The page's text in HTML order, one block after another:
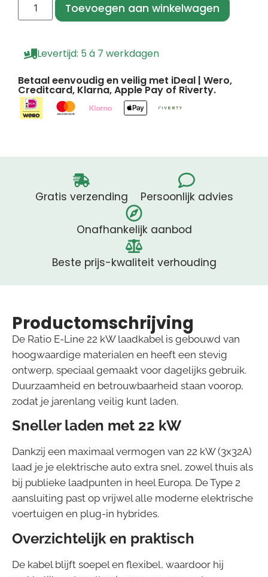
Toevoegen aan winkelwagen
Levertijd: 5 á 7 werkdagen
Betaal eenvoudig en veilig met iDeal | Wero,
Creditcard, Klarna, Apple Pay of Riverty.
Gratis verzending Persoonlijk advies
Onafhankelijk aanbod
Beste prijs-kwaliteit verhouding
Productomschrijving
De Ratio E-Line 22 kW laadkabel is gebouwd van
hoogwaardige materialen en heeft een stevig
ontwerp, speciaal gemaakt voor dagelijks gebruik.
Duurzaamheid en betrouwbaarheid staan voorop,
zodat je jarenlang veilig kunt laden.
Sneller laden met 22 kW
Dankzij een maximaal vermogen van 22 kW (3x32A)
laad je je elektrische auto extra snel, zowel thuis als
bij publieke laadpunten in heel Europa. De Type 2
aansluiting past op vrijwel alle moderne elektrische
voertuigen en plug-in hybrides.
Overzichtelijk en praktisch
De kabel blijft soepel en flexibel, waardoor hij